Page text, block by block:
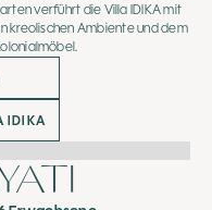
verführt die Villa IDIKA mit
kreolischen Ambiente und dem
IDIKA